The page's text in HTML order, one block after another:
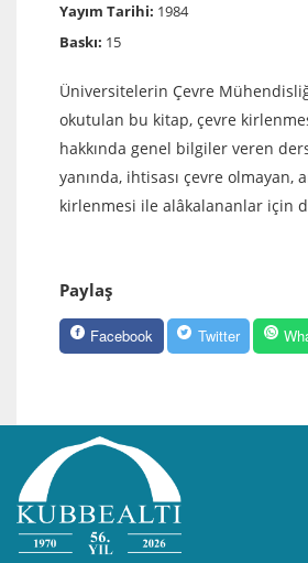
Yayım Tarihi: 1984
Baskı: 15
Üniversitelerin Çevre
okutulan bu kitap, çevre
hakkında genel bilgiler veren
yanında, ihtisası çevre olmayan,
kirlenmesi ile alâkalananlar için
Paylaş
Facebook Twitter